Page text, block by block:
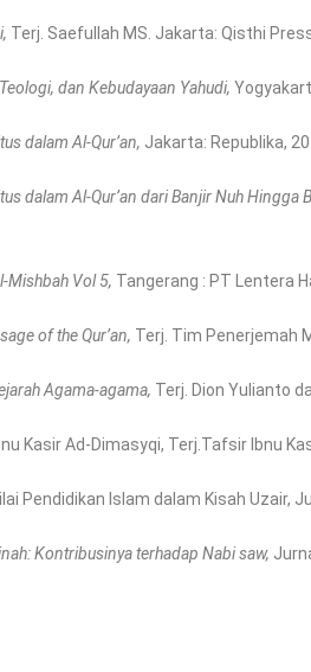
Terj. Saefullah MS. Jakarta: Qisthi
dan Kebudayaan Yahudi,
dalam Al-Qur’an, Jakarta: Republika,
dalam Al-Qur’an dari Banjir Nuh Hingga
Mishbah Vol 5, Tangerang : PT Lentera
of the Qur’an, Terj. Tim Penerjemah
Agama-agama, Terj. Dion Yulianto
Kasir Ad-Dimasyqi, Terj.Tafsir Ibnu
Pendidikan Islam dalam Kisah Uzair,
Kontribusinya terhadap Nabi saw,